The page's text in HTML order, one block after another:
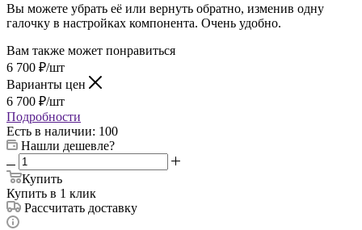
Вы можете убрать её или вернуть обратно, изменив одну
галочку в настройках компонента. Очень удобно.
Вам также может понравиться
6 700 ₽/шт
Варианты цен
6 700 ₽/шт
Подробности
Есть в наличии: 100
Нашли дешевле?
Купить
Купить в 1 клик
Рассчитать доставку